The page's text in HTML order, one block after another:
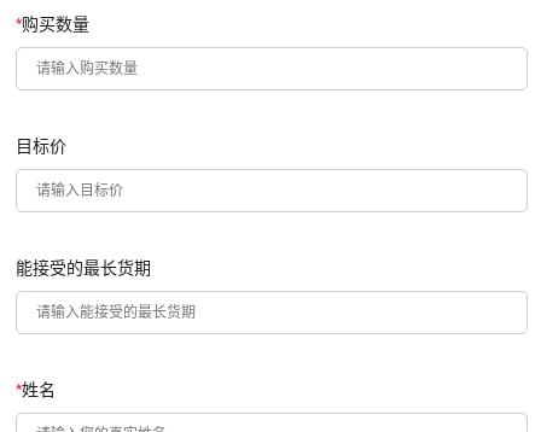
*购买数量
目标价
能接受的最长货期
*姓名